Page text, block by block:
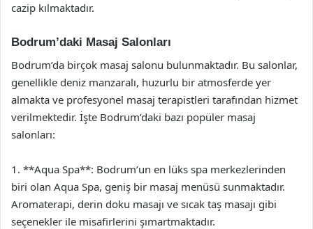
cazip kılmaktadır.
Bodrum’daki Masaj Salonları
Bodrum’da birçok masaj salonu bulunmaktadır. Bu salonlar,
genellikle deniz manzaralı, huzurlu bir atmosferde yer
almakta ve profesyonel masaj terapistleri tarafından hizmet
verilmektedir. İşte Bodrum’daki bazı popüler masaj
salonları:
1. **Aqua Spa**: Bodrum’un en lüks spa merkezlerinden
biri olan Aqua Spa, geniş bir masaj menüsü sunmaktadır.
Aromaterapi, derin doku masajı ve sıcak taş masajı gibi
seçenekler ile misafirlerini şımartmaktadır.